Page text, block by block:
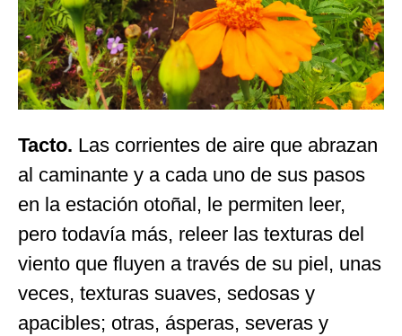
Tacto. Las corrientes de aire que abrazan
al caminante y a cada uno de sus pasos
en la estación otoñal, le permiten leer,
pero todavía más, releer las texturas del
viento que fluyen a través de su piel, unas
veces, texturas suaves, sedosas y
apacibles; otras, ásperas, severas y